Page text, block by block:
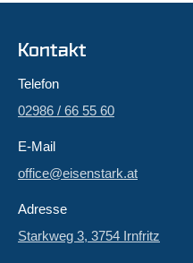
Kontakt
Telefon
02986 / 66 55 60
E-Mail
office@eisenstark.at
Adresse
Starkweg 3, 3754 Irnfritz